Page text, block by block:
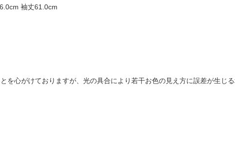
袖丈61.0cm
を心がけておりますが、光の具合により若干お色の見え方に誤差が生じ